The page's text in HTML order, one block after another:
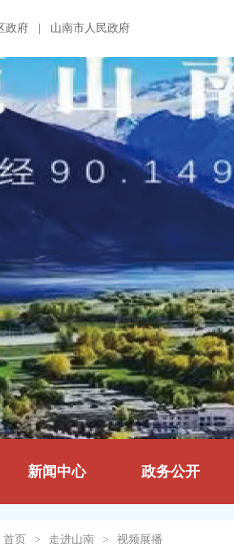
政府 山南市人民政府
新闻中心 政务公开
首页 > 走进山南 > 视频展播